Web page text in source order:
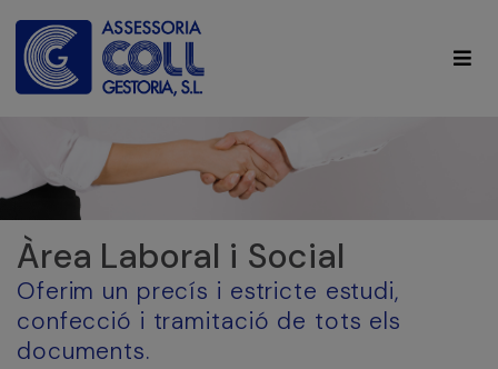
Àrea Laboral i Social
Oferim un precís i estricte estudi,
confecció i tramitació de tots els
documents.